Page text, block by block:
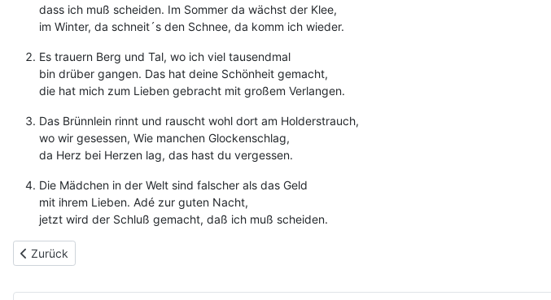
dass ich muß scheiden. Im Sommer da wächst der Klee,
im Winter, da schneit´s den Schnee, da komm ich wieder.
Es trauern Berg und Tal, wo ich viel tausendmal
bin drüber gangen. Das hat deine Schönheit gemacht,
die hat mich zum Lieben gebracht mit großem Verlangen.
Das Brünnlein rinnt und rauscht wohl dort am Holderstrauch,
wo wir gesessen, Wie manchen Glockenschlag,
da Herz bei Herzen lag, das hast du vergessen.
Die Mädchen in der Welt sind falscher als das Geld
mit ihrem Lieben. Adé zur guten Nacht,
jetzt wird der Schluß gemacht, daß ich muß scheiden.
Vorheriger Beitrag: 186 - Auf der Lüneburger Heide
Zurück